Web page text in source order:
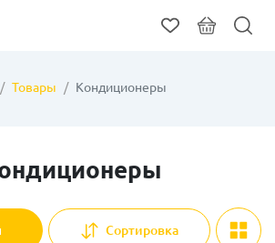
Товары Кондиционеры
Сортировка